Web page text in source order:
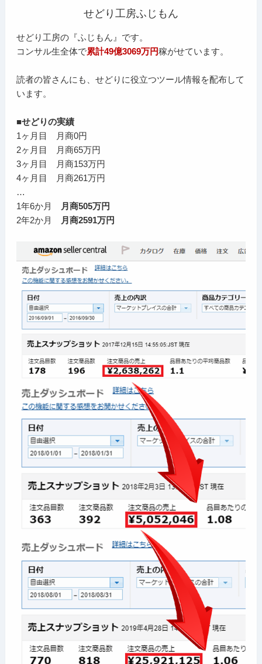
せどり工房ふじもん
せどり工房の『ふじもん』です。
コンサル生全体で累計49億3069万円稼がせています。
読者の皆さんにも、せどりに役立つツール情報を配布して
います。
■せどりの実績
1ヶ月目 月商0円
2ヶ月目 月商65万円
3ヶ月目 月商153万円
4ヶ月目 月商261万円
…
1年6か月
月商505万円
2年2か月
月商2591万円